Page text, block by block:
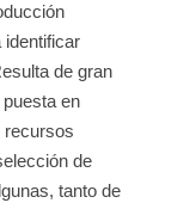
identificar
de gran
en
recursos
de
tanto de